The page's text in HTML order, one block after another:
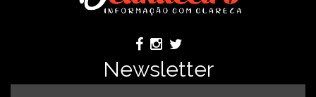
Newsletter